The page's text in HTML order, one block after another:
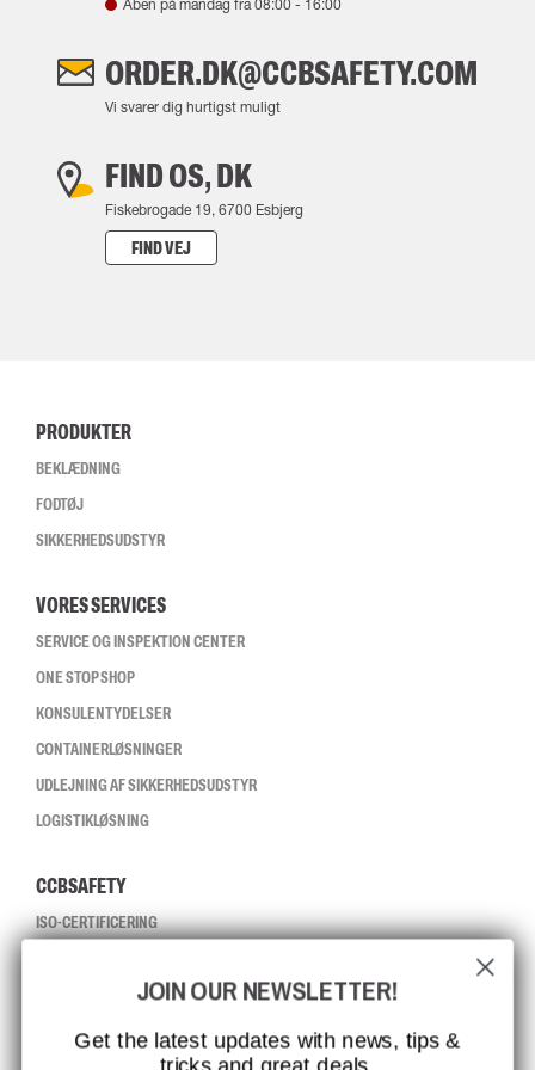
Åben på mandag fra08:00 - 16:00
ORDER.DK@CCBSAFETY.COM
Vi svarer dig hurtigst muligt
FIND OS, DK
Fiskebrogade 19, 6700 Esbjerg
FIND VEJ
PRODUKTER
BEKLÆDNING
FODTØJ
SIKKERHEDSUDSTYR
VORES SERVICES
SERVICE OG INSPEKTION CENTER
ONE STOP SHOP
KONSULENTYDELSER
CONTAINERLØSNINGER
UDLEJNING AF SIKKERHEDSUDSTYR
LOGISTIKLØSNING
CCBSAFETY
ISO-CERTIFICERING
MISSION, VISION OG VÆRDIER
KONTAKT
JOB HOS CCBSAFETY
JOIN OUR NEWSLETTER!
Get the latest updates with news, tips &
tricks and great deals.